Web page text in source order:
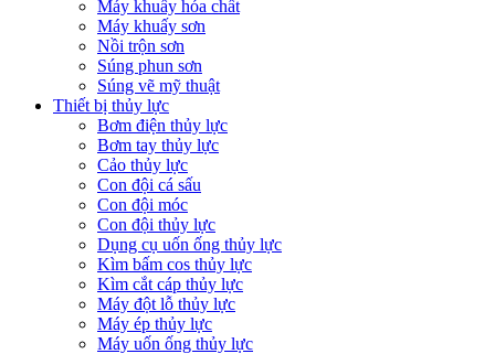
Máy khuấy hóa chất
Máy khuấy sơn
Nồi trộn sơn
Súng phun sơn
Súng vẽ mỹ thuật
Thiết bị thủy lực
Bơm điện thủy lực
Bơm tay thủy lực
Cảo thủy lực
Con đội cá sấu
Con đội móc
Con đội thủy lực
Dụng cụ uốn ống thủy lực
Kìm bấm cos thủy lực
Kìm cắt cáp thủy lực
Máy đột lỗ thủy lực
Máy ép thủy lực
Máy uốn ống thủy lực